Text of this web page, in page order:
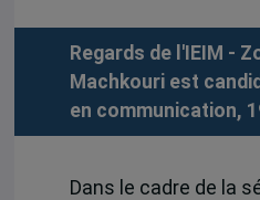
Regards de l'IEIM -
Machkouri est
en communication,
Dans le cadre de la